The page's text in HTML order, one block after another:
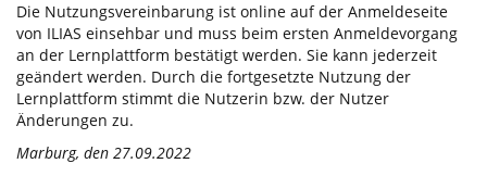
Die Nutzungsvereinbarung ist online auf der Anmeldeseite
von ILIAS einsehbar und muss beim ersten Anmeldevorgang
an der Lernplattform bestätigt werden. Sie kann jederzeit
geändert werden. Durch die fortgesetzte Nutzung der
Lernplattform stimmt die Nutzerin bzw. der Nutzer
Änderungen zu.
Marburg, den 27.09.2022